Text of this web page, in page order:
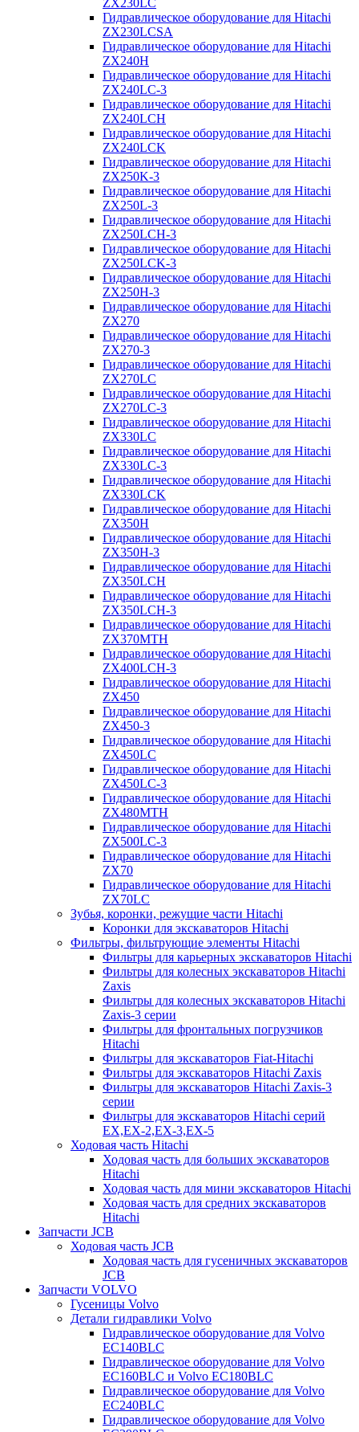
ZX230LC
Гидравлическое оборудование для Hitachi
ZX230LCSA
Гидравлическое оборудование для Hitachi
ZX240H
Гидравлическое оборудование для Hitachi
ZX240LC-3
Гидравлическое оборудование для Hitachi
ZX240LCH
Гидравлическое оборудование для Hitachi
ZX240LCK
Гидравлическое оборудование для Hitachi
ZX250K-3
Гидравлическое оборудование для Hitachi
ZX250L-3
Гидравлическое оборудование для Hitachi
ZX250LCH-3
Гидравлическое оборудование для Hitachi
ZX250LCK-3
Гидравлическое оборудование для Hitachi
ZX250Н-3
Гидравлическое оборудование для Hitachi
ZX270
Гидравлическое оборудование для Hitachi
ZX270-3
Гидравлическое оборудование для Hitachi
ZX270LC
Гидравлическое оборудование для Hitachi
ZX270LC-3
Гидравлическое оборудование для Hitachi
ZX330LC
Гидравлическое оборудование для Hitachi
ZX330LC-3
Гидравлическое оборудование для Hitachi
ZX330LCK
Гидравлическое оборудование для Hitachi
ZX350H
Гидравлическое оборудование для Hitachi
ZX350H-3
Гидравлическое оборудование для Hitachi
ZX350LCH
Гидравлическое оборудование для Hitachi
ZX350LCH-3
Гидравлическое оборудование для Hitachi
ZX370MTH
Гидравлическое оборудование для Hitachi
ZX400LCH-3
Гидравлическое оборудование для Hitachi
ZX450
Гидравлическое оборудование для Hitachi
ZX450-3
Гидравлическое оборудование для Hitachi
ZX450LC
Гидравлическое оборудование для Hitachi
ZX450LC-3
Гидравлическое оборудование для Hitachi
ZX480MTH
Гидравлическое оборудование для Hitachi
ZX500LC-3
Гидравлическое оборудование для Hitachi
ZX70
Гидравлическое оборудование для Hitachi
ZX70LC
Зубья, коронки, режущие части Hitachi
Коронки для экскаваторов Hitachi
Фильтры, фильтрующие элементы Hitachi
Фильтры для карьерных экскаваторов Hitachi
Фильтры для колесных экскаваторов Hitachi
Zaxis
Фильтры для колесных экскаваторов Hitachi
Zaxis-3 серии
Фильтры для фронтальных погрузчиков
Hitachi
Фильтры для экскаваторов Fiat-Hitachi
Фильтры для экскаваторов Hitachi Zaxis
Фильтры для экскаваторов Hitachi Zaxis-3
серии
Фильтры для экскаваторов Hitachi серий
EX,EX-2,EX-3,EX-5
Ходовая часть Hitachi
Ходовая часть для больших экскаваторов
Hitachi
Ходовая часть для мини экскаваторов Hitachi
Ходовая часть для средних экскаваторов
Hitachi
Запчасти JCB
Ходовая часть JCB
Ходовая часть для гусеничных экскаваторов
JCB
Запчасти VOLVO
Гусеницы Volvo
Детали гидравлики Volvo
Гидравлическое оборудование для Volvo
EC140BLC
Гидравлическое оборудование для Volvo
EC160BLC и Volvo EC180BLC
Гидравлическое оборудование для Volvo
EC240BLC
Гидравлическое оборудование для Volvo